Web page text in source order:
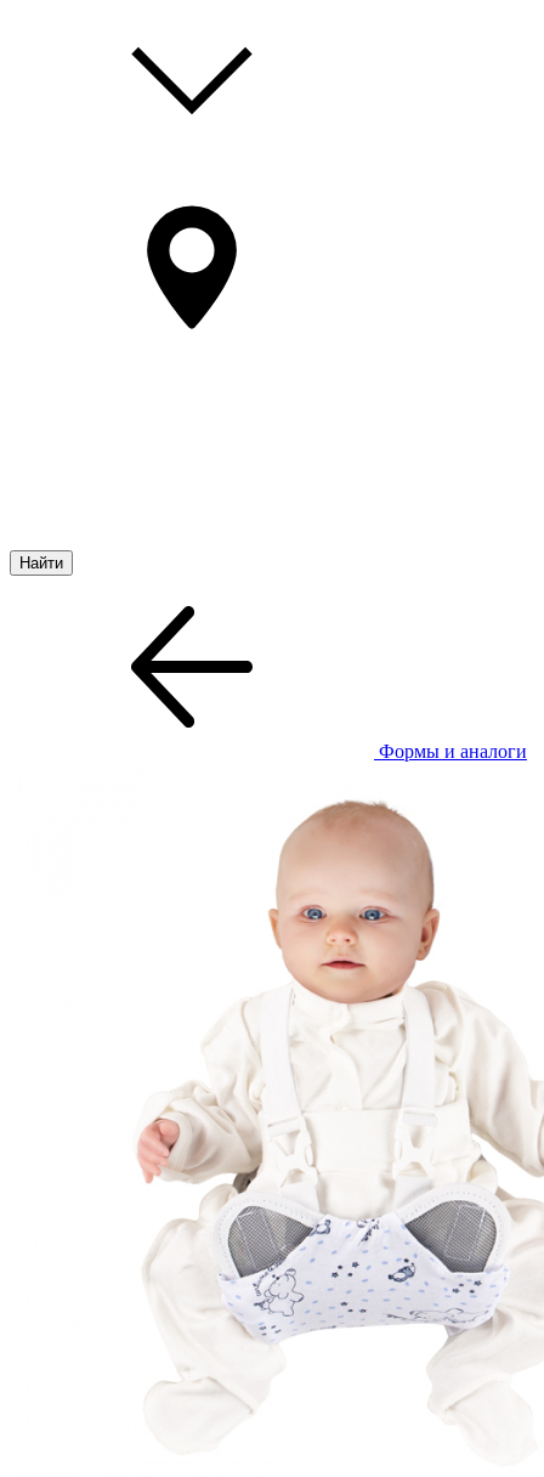
Формы и аналоги